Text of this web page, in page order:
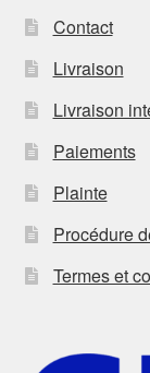
Contact
Livraison
Livraison
Paiements
Plainte
Procédure
Termes et